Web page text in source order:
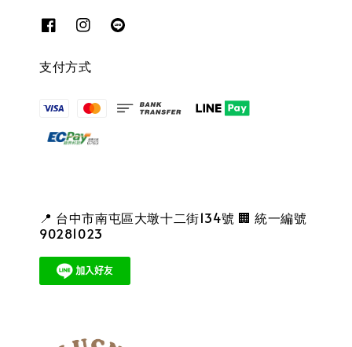
支付方式
📍 台中市南屯區大墩十二街134號 🏢 統一編號
90281023